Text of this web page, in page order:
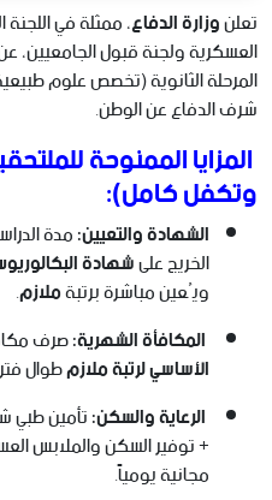
تعلنوزارة الدفاع، ممثلة في
العسكرية ولجنة قبول الجامعيين،
المرحلة الثانوية (تخصص علوم
شرف الدفاع عن الوطن.
المزايا الممنوحة
وتكفل كامل):
الشهادة والتعيين:مدة
الخريج علىشهادة
ويُعين مباشرة برتبةملازم.
المكافأة الشهرية:صرف
الأساسي لرتبة ملازمطوال
الرعاية والسكن:تأمين طبي
مجانية يومياً.